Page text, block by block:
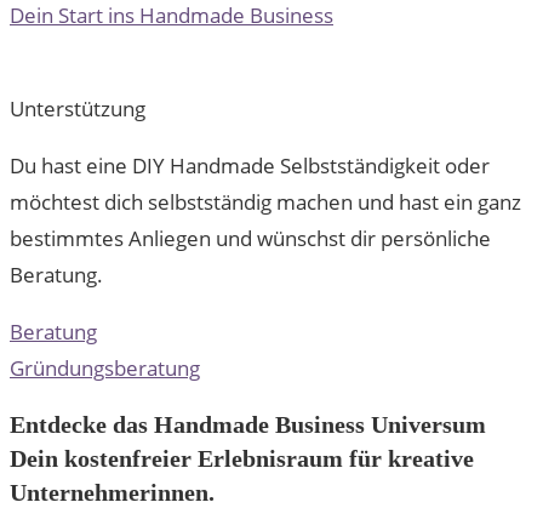
Dein Start ins Handmade Business
Unterstützung
Du hast eine DIY Handmade Selbstständigkeit oder
möchtest dich selbstständig machen und hast ein ganz
bestimmtes Anliegen und wünschst dir persönliche
Beratung.
Beratung
Gründungsberatung
Entdecke das Handmade Business Universum
Dein kostenfreier Erlebnisraum für kreative
Unternehmerinnen.